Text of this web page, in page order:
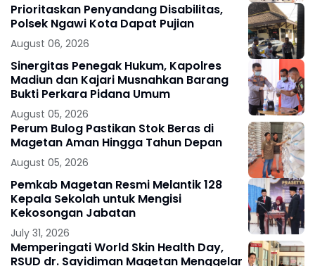
Prioritaskan Penyandang Disabilitas,
Polsek Ngawi Kota Dapat Pujian
August 06, 2026
Sinergitas Penegak Hukum, Kapolres
Madiun dan Kajari Musnahkan Barang
Bukti Perkara Pidana Umum
August 05, 2026
Perum Bulog Pastikan Stok Beras di
Magetan Aman Hingga Tahun Depan
August 05, 2026
Pemkab Magetan Resmi Melantik 128
Kepala Sekolah untuk Mengisi
Kekosongan Jabatan
July 31, 2026
Memperingati World Skin Health Day,
RSUD dr. Sayidiman Magetan Menggelar